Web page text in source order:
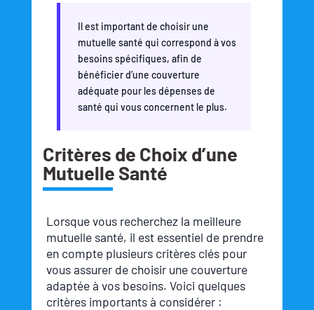
Il est important de choisir une
mutuelle santé qui correspond à vos
besoins spécifiques, afin de
bénéficier d’une couverture
adéquate pour les dépenses de
santé qui vous concernent le plus.
Critères de Choix d’une
Mutuelle Santé
Lorsque vous recherchez la meilleure
mutuelle santé, il est essentiel de prendre
en compte plusieurs critères clés pour
vous assurer de choisir une couverture
adaptée à vos besoins. Voici quelques
critères importants à considérer :